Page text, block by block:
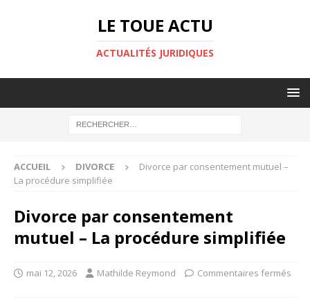
LE TOUE ACTU
ACTUALITÉS JURIDIQUES
ACCUEIL DIVORCE
Divorce par consentement mutuel –
La procédure simplifiée
Divorce par consentement
mutuel – La procédure simplifiée
mai 12, 2026 Mathilde Reymond Commentaires fermés